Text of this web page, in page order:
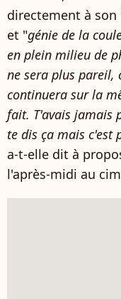
directement à son
et "génie de la
en plein milieu de
ne sera plus pareil,
continuera sur la
fait. T'avais jamais
te dis ça mais c'est
a-t-elle dit à
l'après-midi au